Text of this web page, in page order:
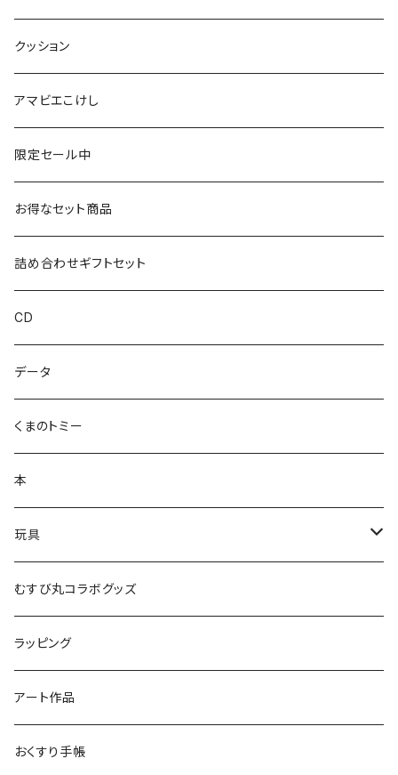
やじろうちゃん
ばんつぁん
ズンダリアンシリーズ
コケゾン
ノート
メモ帳
クリアファイル
フォトフレーム
クッション
アマビエこけし
限定セール中
お得なセット商品
詰め合わせギフトセット
CD
データ
くまのトミー
本
玩具
かるた
むすび丸コラボグッズ
ラッピング
アート作品
おくすり手帳